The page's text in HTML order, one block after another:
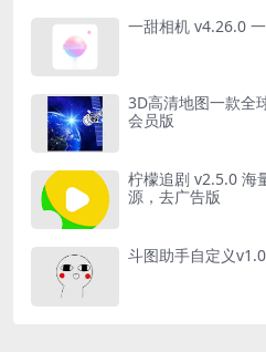
一甜相机 v4.26.0
3D高清地图一款全
会员版
柠檬追剧 v2.5.0 海
源，去广告版
斗图助手自定义